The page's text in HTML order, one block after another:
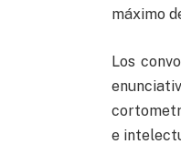
máximo
Los
e